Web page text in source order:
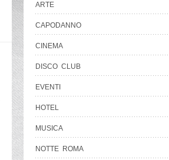
ARTE
CAPODANNO
CINEMA
DISCO CLUB
EVENTI
HOTEL
MUSICA
NOTTE ROMA